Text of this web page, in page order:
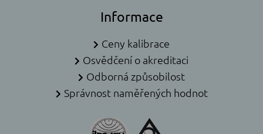
Informace
Ceny kalibrace
Osvědčení o akreditaci
Odborná způsobilost
Správnost naměřených hodnot